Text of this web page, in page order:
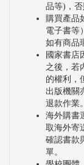
品等)，否
購買產品
電子書等
如有商品
國家書店
之後，若
的權利，
出版機關
退款作業。
海外購書
取海外寄
確認書款
單。